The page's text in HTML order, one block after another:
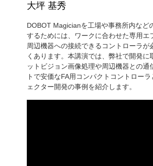
大坪 基秀
DOBOT Magicianを工場や事務所内など
するためには、ワークに合わせた専用エ
周辺機器への接続できるコントローラが
くあります。本講演では、弊社で開発に
ットビジョン画像処理や周辺機器との通
トで安価なFA用コンパクトコントロー
ェクター開発の事例を紹介します。